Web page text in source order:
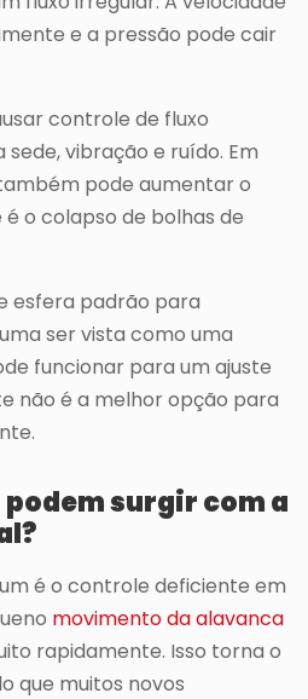
e a pressão pode cair
controle de fluxo
vibração e ruído. Em
pode aumentar o
o colapso de bolhas de
esfera padrão para
ser vista como uma
funcionar para um ajuste
não é a melhor opção para
surgir com a
é o controle deficiente em
movimento da alavanca
rapidamente. Isso torna o
que muitos novos